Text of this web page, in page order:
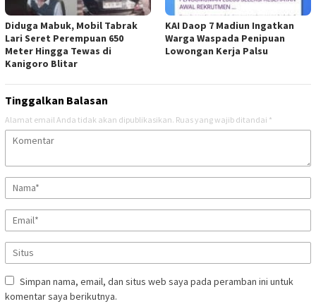
Diduga Mabuk, Mobil Tabrak
Lari Seret Perempuan 650
Meter Hingga Tewas di
Kanigoro Blitar
KAI Daop 7 Madiun Ingatkan
Warga Waspada Penipuan
Lowongan Kerja Palsu
Tinggalkan Balasan
Alamat email Anda tidak akan dipublikasikan. Ruas yang wajib ditandai *
Simpan nama, email, dan situs web saya pada peramban ini untuk
komentar saya berikutnya.